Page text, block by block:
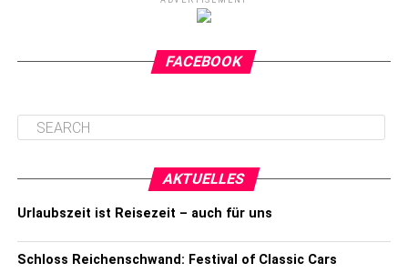
FACEBOOK
AKTUELLES
Urlaubszeit ist Reisezeit – auch für uns
Schloss Reichenschwand: Festival of Classic Cars